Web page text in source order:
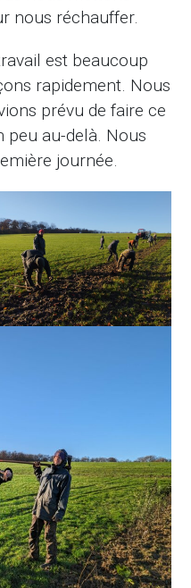
nous réchauffer.
est beaucoup
rapidement. Nous
prévu de faire ce
peu au-delà. Nous
journée.